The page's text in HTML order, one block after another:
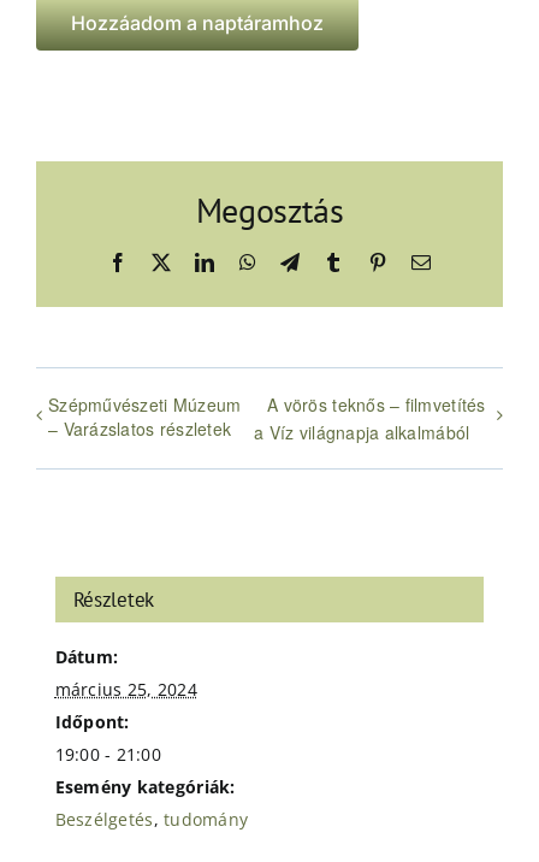
Hozzáadom a naptáramhoz
Megosztás
Facebook LinkedInWhatsApp
TelegramTumblrPinterestEmail:
Szépművészeti Múzeum
– Varázslatos részletek
A vörös teknős – filmvetítés
a Víz világnapja alkalmából
Részletek
Dátum:
március 25, 2024
Időpont:
19:00 - 21:00
Esemény kategóriák:
Beszélgetés,tudomány